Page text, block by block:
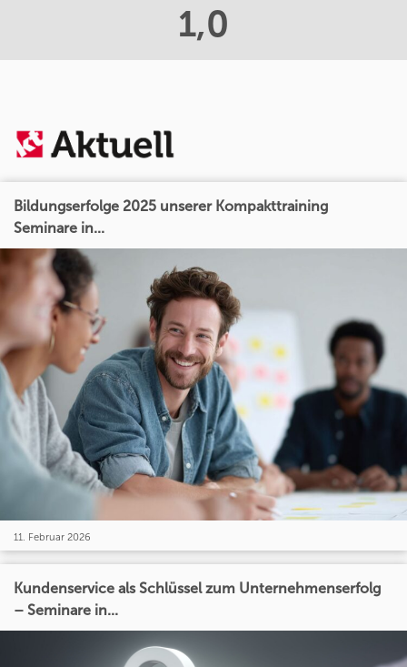
1,0
Bildungserfolge 2025 unserer Kompakttraining
Seminare in...
11. Februar 2026
Kundenservice als Schlüssel zum Unternehmenserfolg
– Seminare in...